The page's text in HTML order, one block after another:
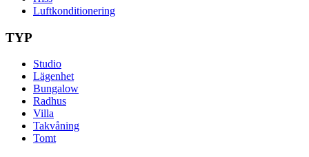
Luftkonditionering
TYP
Studio
Lägenhet
Bungalow
Radhus
Villa
Takvåning
Tomt